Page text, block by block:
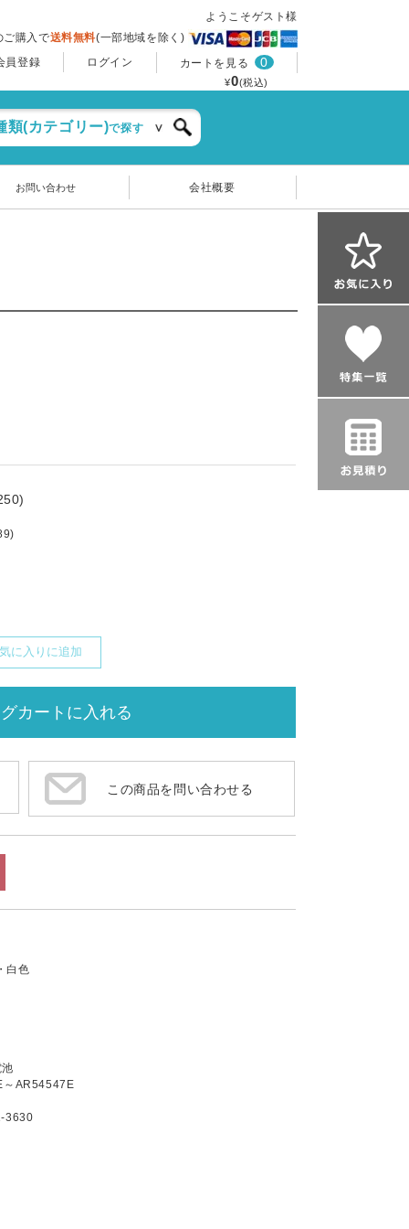
ようこそゲスト様
購入で送料無料(一部地域を除く)
員登録
ログイン カートを見る 0
¥0(税込)
類(カテゴリー)で探す
お問い合わせ 会社概要
に入りに追加
この商品を問い合わせる
白色
～AR54547E
3630